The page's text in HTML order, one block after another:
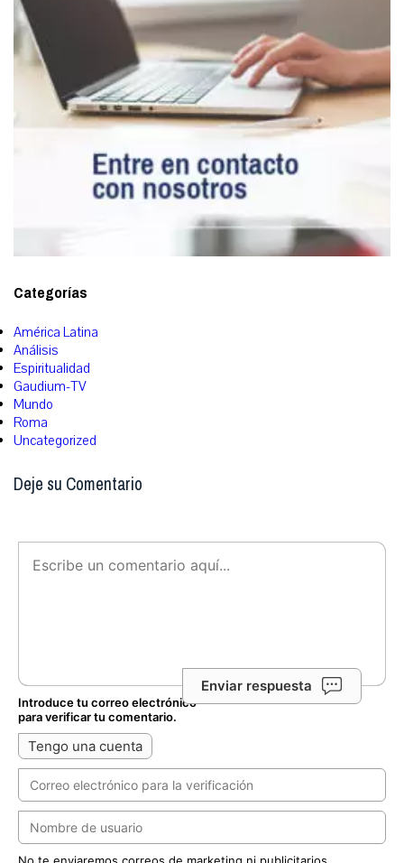
Categorías
América Latina
Análisis
Espiritualidad
Gaudium-TV
Mundo
Roma
Uncategorized
Deje su Comentario
Enviar respuesta
Introduce tu correo electrónico
para verificar tu comentario.
Tengo una cuenta